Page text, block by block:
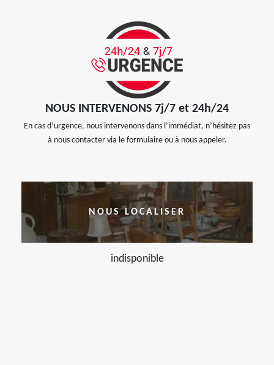
NOUS INTERVENONS 7j/7 et 24h/24
En cas d’urgence, nous intervenons dans l’immédiat, n’hésitez pas
à nous contacter via le formulaire ou à nous appeler.
NOUS LOCALISER
indisponible